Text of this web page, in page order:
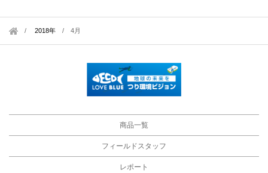
2018年 /4月
商品一覧
フィールドスタッフ
レポート